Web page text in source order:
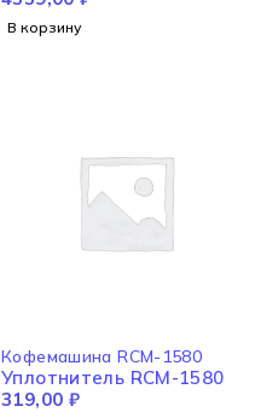
В корзину
Кофемашина RCM-1580
Уплотнитель RCM-1580
319,00 ₽